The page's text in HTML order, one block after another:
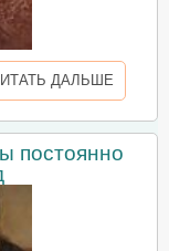
ДАЛЬШЕ
постоянно